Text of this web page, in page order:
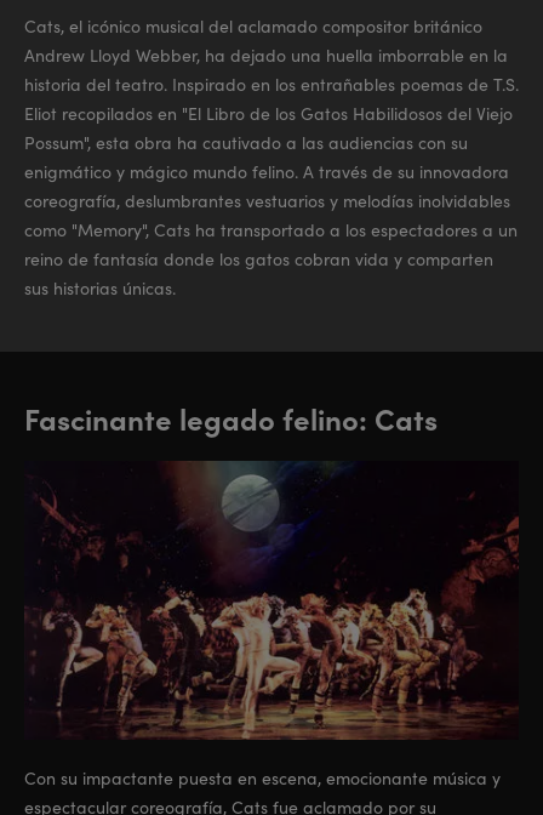
Cats, el icónico musical del aclamado compositor británico
Andrew Lloyd Webber, ha dejado una huella imborrable en la
historia del teatro. Inspirado en los entrañables poemas de T.S.
Eliot recopilados en "El Libro de los Gatos Habilidosos del Viejo
Possum", esta obra ha cautivado a las audiencias con su
enigmático y mágico mundo felino. A través de su innovadora
coreografía, deslumbrantes vestuarios y melodías inolvidables
como "Memory", Cats ha transportado a los espectadores a un
reino de fantasía donde los gatos cobran vida y comparten
sus historias únicas.
Con su impactante puesta en escena, emocionante música y
espectacular coreografía, Cats fue aclamado por su
Fascinante legado felino: Cats